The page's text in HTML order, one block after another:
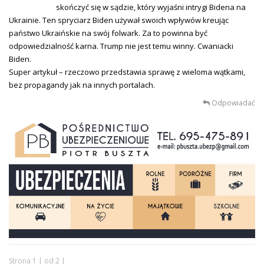
skończyć się w sądzie, który wyjaśni intrygi Bidena na
Ukrainie. Ten spryciarz Biden używał swoich wpływów kreując
państwo Ukraińskie na swój folwark. Za to powinna być
odpowiedzialność karna. Trump nie jest temu winny. Cwaniacki
Biden.
Super artykuł – rzeczowo przedstawia sprawę z wieloma wątkami,
bez propagandy jak na innych portalach.
Odpowiadać
Strona 1 | od 2 |